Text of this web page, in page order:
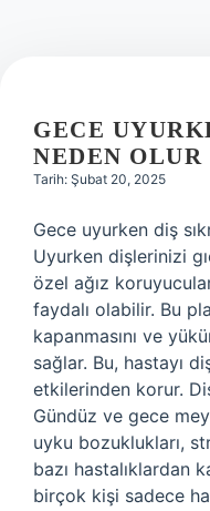
GECE
NEDEN OLUR
Tarih: Şubat 20, 2025
Gece uyurken diş
Uyurken dişlerinizi
özel ağız
faydalı olabilir. Bu
kapanmasını ve
sağlar. Bu, hastayı
etkilerinden korur.
Gündüz ve gece
uyku bozuklukları,
bazı hastalıklardan
birçok kişi sadece